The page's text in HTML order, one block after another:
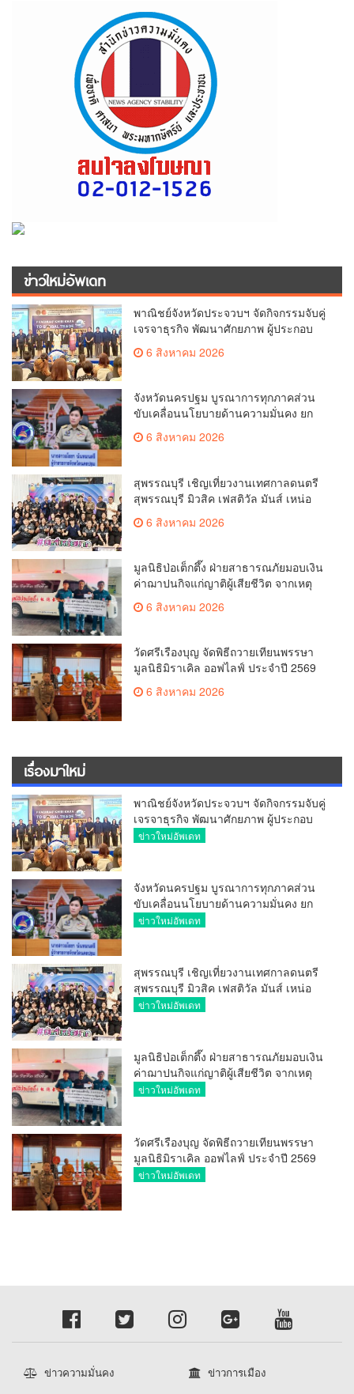
ข่าวใหม่อัพเดท
พาณิชย์จังหวัดประจวบฯ จัดกิจกรรมจับคู่
เจรจาธุรกิจ พัฒนาศักยภาพ ผู้ประกอบ
การ ขยายช่องทางการค้า สู่การค้า
ระหว่างประเทศ
6 สิงหาคม 2026
จังหวัดนครปฐม บูรณาการทุกภาคส่วน
ขับเคลื่อนนโยบายด้านความมั่นคง ยก
ระดับการป้องกันอาชญากรรมทาง
เทคโนโลยี
6 สิงหาคม 2026
สุพรรณบุรี เชิญเที่ยวงานเทศกาลดนตรี
สุพรรณบุรี มิวสิค เฟสติวัล มันส์ เหน่อ
6 สิงหาคม 2026
มูลนิธิป่อเต็กตึ๊ง ฝ่ายสาธารณภัยมอบเงิน
ค่าฌาปนกิจแก่ญาติผู้เสียชีวิต จากเหตุ
20,000 บาท
6 สิงหาคม 2026
วัดศรีเรืองบุญ จัดพิธีถวายเทียนพรรษา
มูลนิธิมิราเคิล ออฟไลฟ์ ประจำปี 2569
พล.ต.ต.ศิริวัฒน์ ดีพอ ให้เกียรติเป็น
ประธาน
6 สิงหาคม 2026
เรื่องมาใหม่
พาณิชย์จังหวัดประจวบฯ จัดกิจกรรมจับคู่
เจรจาธุรกิจ พัฒนาศักยภาพ ผู้ประกอบ
การ ขยายช่องทางการค้า สู่การค้า
ข่าวใหม่อัพเดท
จังหวัดนครปฐม บูรณาการทุกภาคส่วน
ขับเคลื่อนนโยบายด้านความมั่นคง ยก
ระดับการป้องกันอาชญากรรมทาง
ข่าวใหม่อัพเดท
สุพรรณบุรี เชิญเที่ยวงานเทศกาลดนตรี
สุพรรณบุรี มิวสิค เฟสติวัล มันส์ เหน่อ
มาก
ข่าวใหม่อัพเดท
มูลนิธิป่อเต็กตึ๊ง ฝ่ายสาธารณภัยมอบเงิน
ค่าฌาปนกิจแก่ญาติผู้เสียชีวิต จากเหตุ
เพลิงไหม้ โรงเบียร์ ณ ลาดพร้าว จำนวน
ข่าวใหม่อัพเดท
วัดศรีเรืองบุญ จัดพิธีถวายเทียนพรรษา
มูลนิธิมิราเคิล ออฟไลฟ์ ประจำปี 2569
พล.ต.ต.ศิริวัฒน์ ดีพอ ให้เกียรติเป็น
ข่าวใหม่อัพเดท
ข่าวความมั่นคง
ข่าวการเมือง